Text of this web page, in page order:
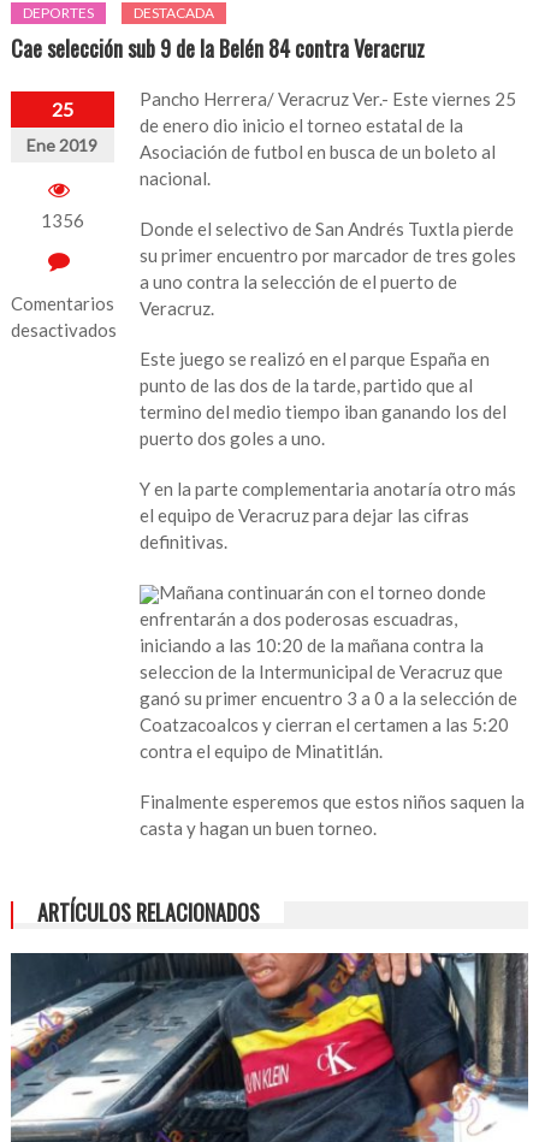
DEPORTES DESTACADA
Cae selección sub 9 de la Belén 84 contra Veracruz
25
Ene 2019
1356
Comentarios
desactivados
Pancho Herrera/ Veracruz Ver.- Este viernes 25
de enero dio inicio el torneo estatal de la
Asociación de futbol en busca de un boleto al
nacional.
Donde el selectivo de San Andrés Tuxtla pierde
su primer encuentro por marcador de tres goles
a uno contra la selección de el puerto de
Veracruz.
Este juego se realizó en el parque España en
punto de las dos de la tarde, partido que al
termino del medio tiempo iban ganando los del
puerto dos goles a uno.
Y en la parte complementaria anotaría otro más
el equipo de Veracruz para dejar las cifras
definitivas.
Mañana continuarán con el torneo donde
enfrentarán a dos poderosas escuadras,
iniciando a las 10:20 de la mañana contra la
seleccion de la Intermunicipal de Veracruz que
ganó su primer encuentro 3 a 0 a la selección de
Coatzacoalcos y cierran el certamen a las 5:20
contra el equipo de Minatitlán.
Finalmente esperemos que estos niños saquen la
casta y hagan un buen torneo.
ARTÍCULOS RELACIONADOS